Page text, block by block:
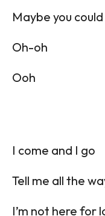
Maybe you
Oh-oh
Ooh
I come and I go
Tell me all the
I’m not here for